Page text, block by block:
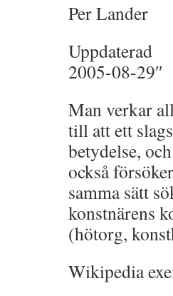
Per Lander
Uppdaterad
2005-08-29″
Man verkar
till att ett
betydelse,
också
samma sätt
konstnärens
(hötorg,
Wikipedia